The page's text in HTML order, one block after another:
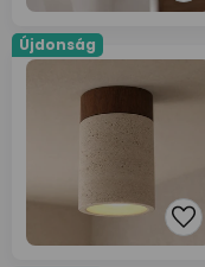
Újdonság